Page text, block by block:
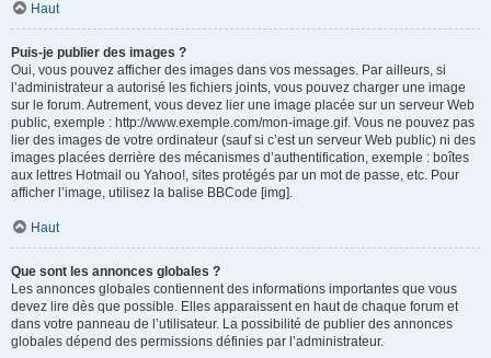
Haut
Puis-je publier des images ?
Oui, vous pouvez afficher des images dans vos messages. Par ailleurs, si
l’administrateur a autorisé les fichiers joints, vous pouvez charger une image
sur le forum. Autrement, vous devez lier une image placée sur un serveur Web
public, exemple : http://www.exemple.com/mon-image.gif. Vous ne pouvez pas
lier des images de votre ordinateur (sauf si c’est un serveur Web public) ni des
images placées derrière des mécanismes d’authentification, exemple : boîtes
aux lettres Hotmail ou Yahoo!, sites protégés par un mot de passe, etc. Pour
afficher l’image, utilisez la balise BBCode [img].
Haut
Que sont les annonces globales ?
Les annonces globales contiennent des informations importantes que vous
devez lire dès que possible. Elles apparaissent en haut de chaque forum et
dans votre panneau de l’utilisateur. La possibilité de publier des annonces
globales dépend des permissions définies par l’administrateur.